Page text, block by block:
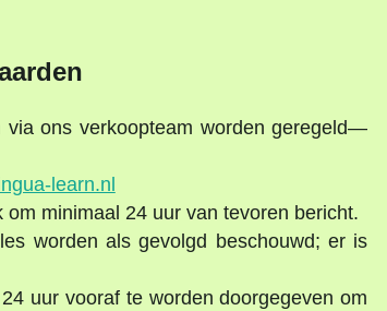
ons verkoopteam worden geregeld—
learn.nl
minimaal 24 uur van tevoren bericht.
worden als gevolgd beschouwd; er is
uur vooraf te worden doorgegeven om